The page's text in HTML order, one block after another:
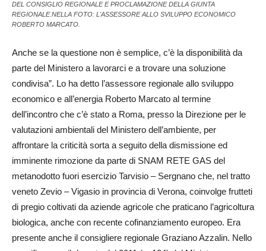
DEL CONSIGLIO REGIONALE E PROCLAMAZIONE DELLA GIUNTA
REGIONALE.NELLA FOTO: L'ASSESSORE ALLO SVILUPPO ECONOMICO
ROBERTO MARCATO.
Anche se la questione non è semplice, c’è la disponibilità da
parte del Ministero a lavorarci e a trovare una soluzione
condivisa”. Lo ha detto l’assessore regionale allo sviluppo
economico e all’energia Roberto Ma­rcato al termine
dell’incontro che c’è stato a Roma, presso la Direzione per le
valutazioni ambientali del Ministero dell’ambiente, per
affrontare la criticità sorta a seguito della dismissione ed
imminente r­imozione da parte di SNAM RETE GAS del
metanodotto ­fuori esercizio Tarvisio – Ser­gnano che, nel tratto
veneto Zevio – Vigasio in provincia di Ve­rona, coinvolge frutteti
di pregio coltivati da aziende agricole che praticano l’agricoltura
biologica, anche con recente cofinanziamento europeo. Era
presente anche il consigliere regionale Graziano Azzalin. Nello